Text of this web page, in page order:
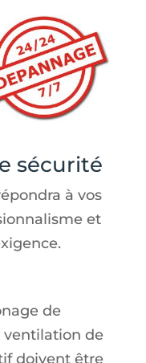
sécurité
à vos
et
de
de
doivent être